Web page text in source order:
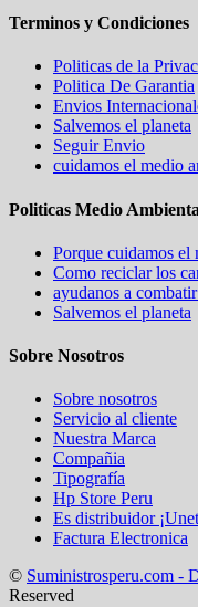
Terminos y Condiciones
Politicas de la
Politica De Garantia
Envios
Salvemos el planeta
Seguir Envio
cuidamos el medio
Politicas Medio
Porque cuidamos el
Como reciclar los
ayudanos a
Salvemos el planeta
Sobre Nosotros
Sobre nosotros
Servicio al cliente
Nuestra Marca
Compañia
Tipografía
Hp Store Peru
Es distribuidor
Factura Electronica
© Suministrosperu.com -
Reserved